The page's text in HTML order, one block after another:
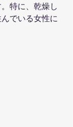
特に、乾燥し
でいる女性に